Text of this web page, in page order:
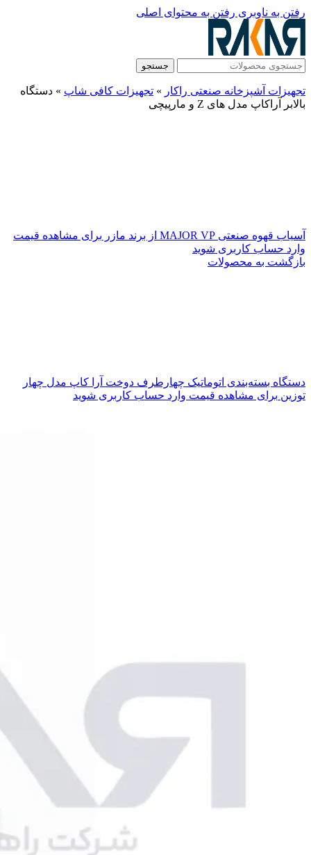
رفتن به ناوبری رفتن به محتوای اصلی
جستجو
تجهیزات آشپزخانه صنعتی راکار » تجهیزات کافی شاپ » دستگاه
بالابر آراکاپ مدل های Z و مارپیچی
آسیاب قهوه صنعتی MAJOR VP از برند مازر
برای مشاهده قیمت
وارد حساب کاربری شوید
بازگشت به محصولات
دستگاه بسته‌بندی اتوماتیک چهارطرف دوخت آرا کاپ مدل چهار
توزین برای مشاهده قیمت وارد حساب کاربری شوید